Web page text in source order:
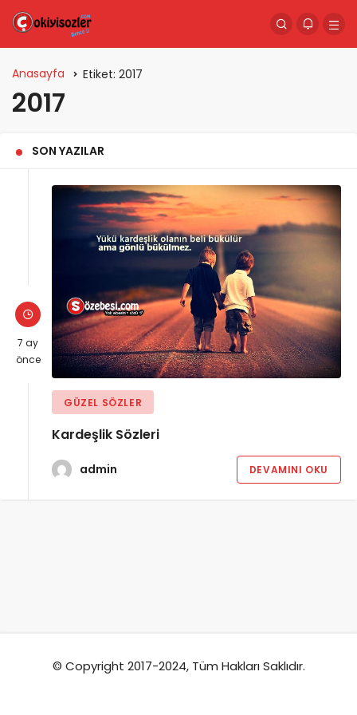
Anasayfa Etiket: 2017
2017
SON YAZILAR
7 ay
önce
GÜZEL SÖZLER
Kardeşlik Sözleri
admin DEVAMINI OKU
© Copyright 2017-2024, Tüm Hakları Saklıdır.